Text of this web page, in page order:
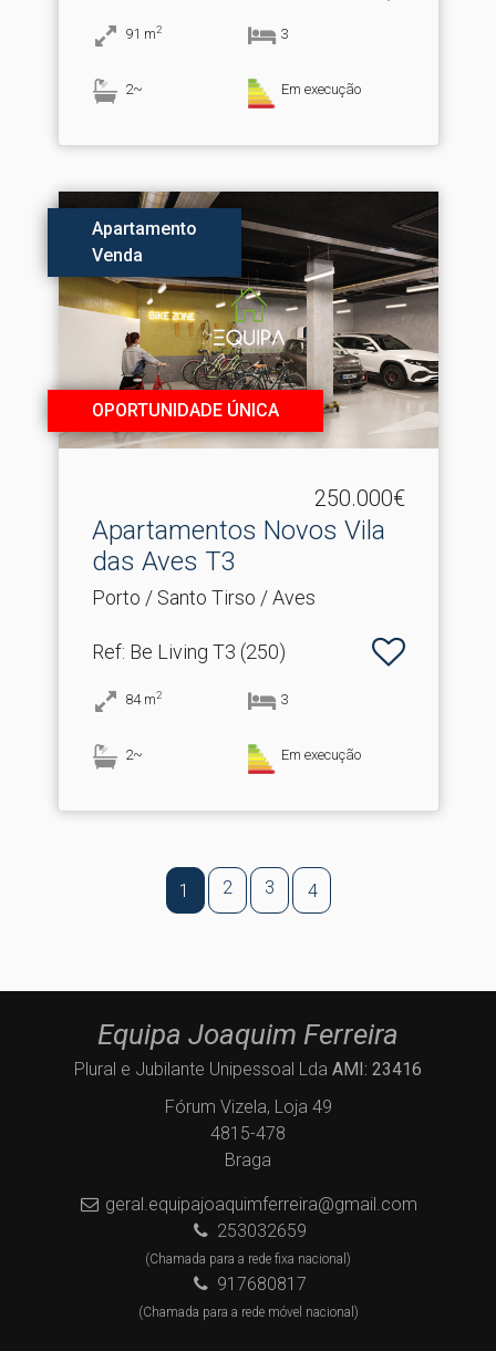
91 m2 3
2~ Em execução
Apartamento
Venda
OPORTUNIDADE ÚNICA
250.000€
Apartamentos Novos Vila
das Aves T3
Porto / Santo Tirso / Aves
Ref: Be Living T3 (250)
84 m2 3
2~ Em execução
1 2 3 4
Equipa Joaquim Ferreira
Plural e Jubilante Unipessoal Lda AMI: 23416
Fórum Vizela, Loja 49
4815-478
Braga
geral.equipajoaquimferreira@gmail.com
253032659
(Chamada para a rede fixa nacional)
917680817
(Chamada para a rede móvel nacional)